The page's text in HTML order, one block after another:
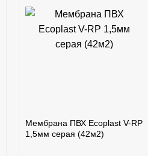
В
КОРЗИНУ
Мембрана ПВХ Ecoplast V-RP
1,5мм серая (42м2)